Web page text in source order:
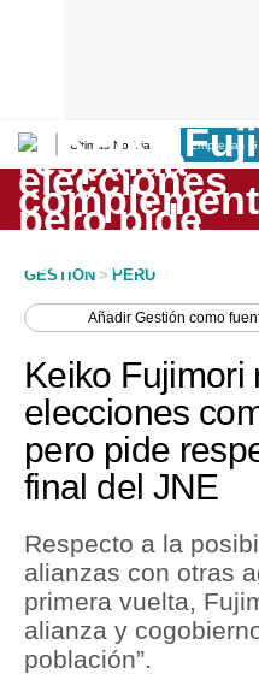
Últimas Noticias Empresas G
Lo último
Peru Quiosco
Economía
Mercados
Perú
Política
Tu Dinero
Finanzas Personales
GESTION > PERU
AñadirGestión como
Keiko Fujimori
elecciones
pero pide
final del JNE
Respecto a la
alianzas con otras
primera vuelta,
alianza y
población”.